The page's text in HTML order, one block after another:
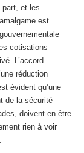
part, et les
est
cotisations
L’accord
réduction
évident qu’une
de la sécurité
doivent en être
rien à voir